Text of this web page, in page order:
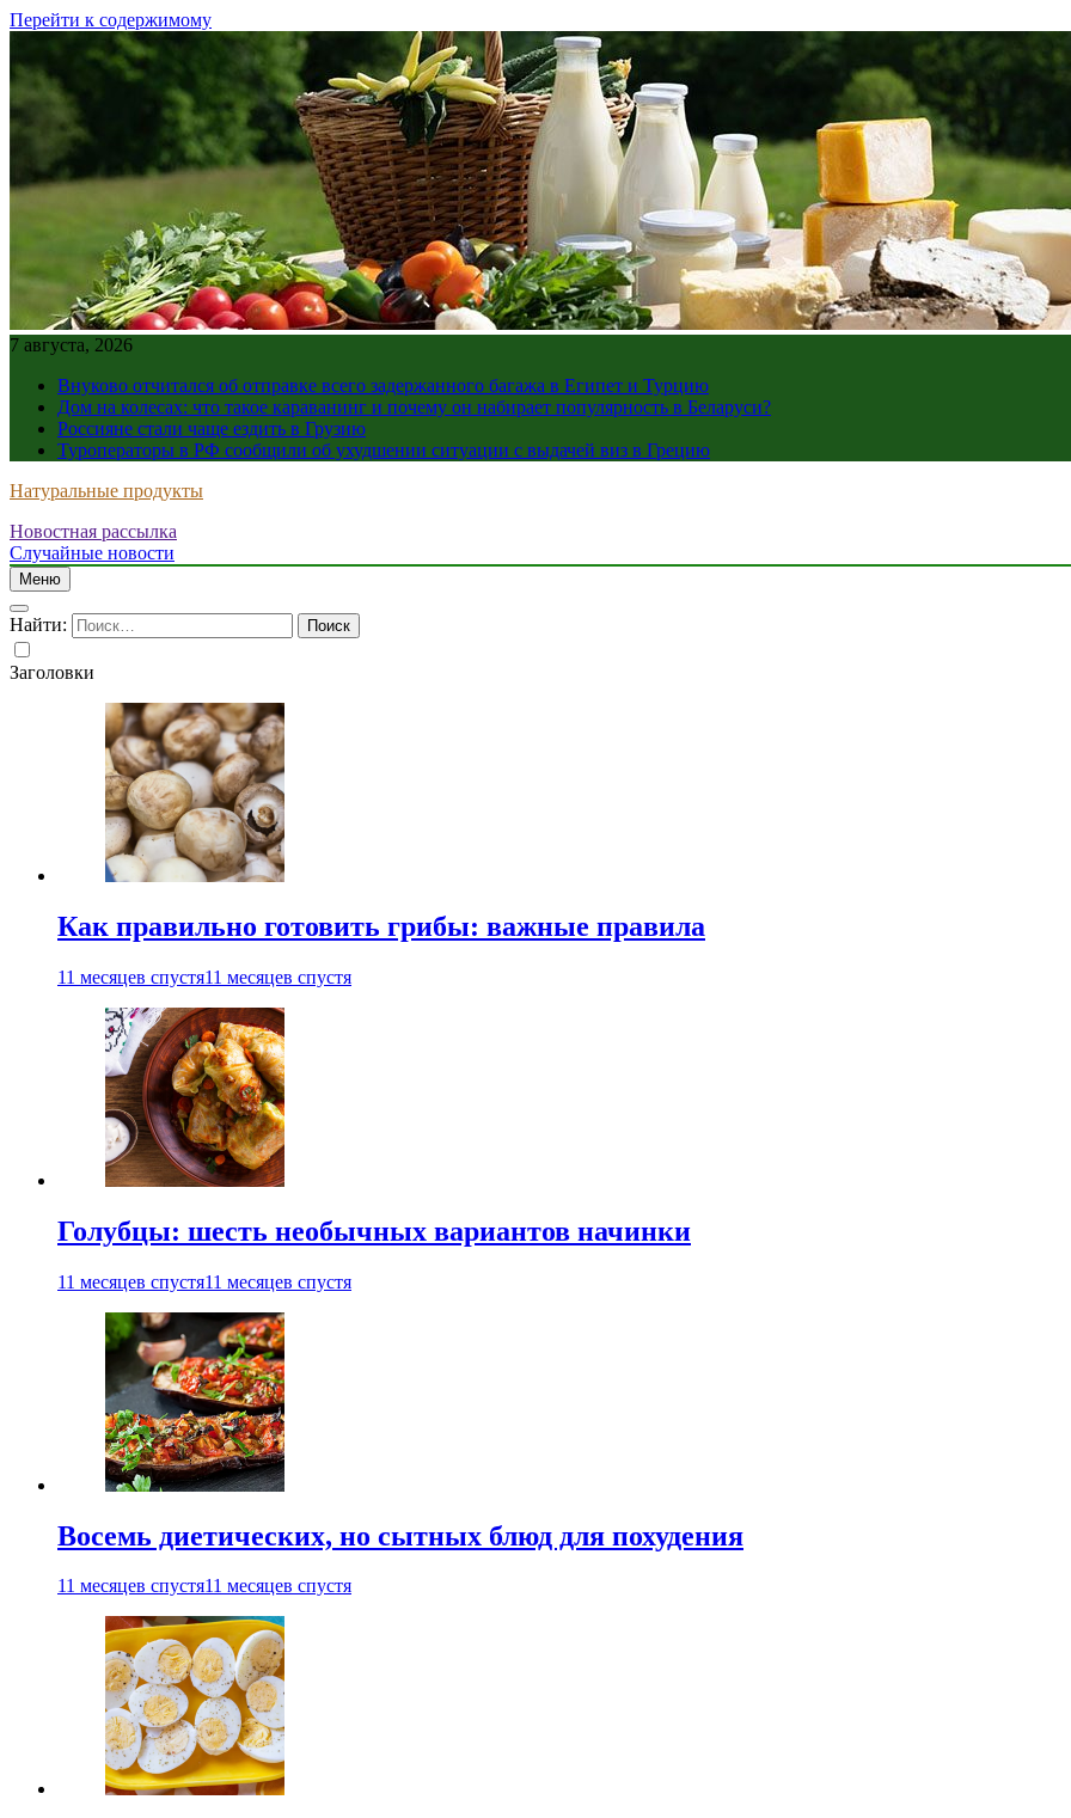
Перейти к содержимому
7 августа, 2026
Внуково отчитался об отправке всего задержанного багажа в Египет и Турцию
Дом на колесах: что такое караванинг и почему он набирает популярность в Беларуси?
Россияне стали чаще ездить в Грузию
Туроператоры в РФ сообщили об ухудшении ситуации с выдачей виз в Грецию
Натуральные продукты
Новостная рассылка
Случайные новости
Меню
Найти:
Заголовки
Как правильно готовить грибы: важные правила
11 месяцев спустя11 месяцев спустя
Голубцы: шесть необычных вариантов начинки
11 месяцев спустя11 месяцев спустя
Восемь диетических, но сытных блюд для похудения
11 месяцев спустя11 месяцев спустя